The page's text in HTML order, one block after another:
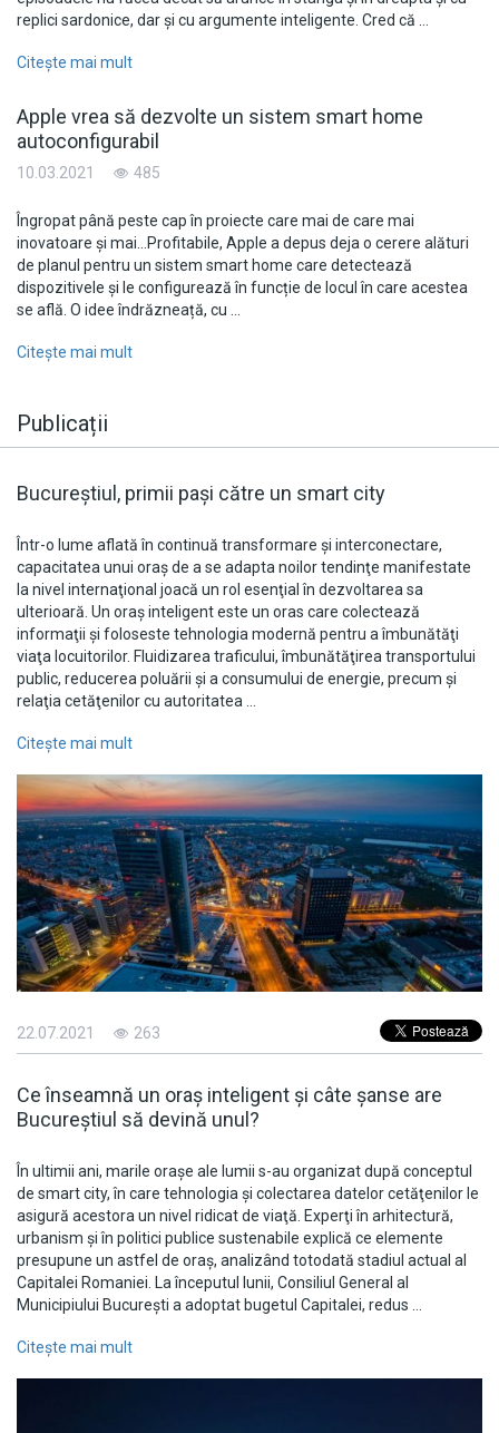
replici sardonice, dar și cu argumente inteligente. Cred că …
Citește mai mult
Apple vrea să dezvolte un sistem smart home
autoconfigurabil
10.03.2021 485
Îngropat până peste cap în proiecte care mai de care mai
inovatoare și mai…Profitabile, Apple a depus deja o cerere alături
de planul pentru un sistem smart home care detectează
dispozitivele și le configurează în funcție de locul în care acestea
se află. O idee îndrăzneață, cu …
Citește mai mult
Publicații
Bucureştiul, primii paşi către un smart city
Într-o lume aflată în continuă transformare şi interconectare,
capacitatea unui oraş de a se adapta noilor tendinţe manifestate
la nivel internaţional joacă un rol esenţial în dezvoltarea sa
ulterioară. Un oraş inteligent este un oras care colectează
informaţii şi foloseste tehnologia modernă pentru a îmbunătăţi
viaţa locuitorilor. Fluidizarea traficului, îmbunătăţirea transportului
public, reducerea poluării şi a consumului de energie, precum şi
relaţia cetăţenilor cu autoritatea …
Citește mai mult
22.07.2021 263
Ce înseamnă un oraş inteligent şi câte şanse are
Bucureştiul să devină unul?
În ultimii ani, marile oraşe ale lumii s-au organizat după conceptul
de smart city, în care tehnologia şi colectarea datelor cetăţenilor le
asigură acestora un nivel ridicat de viaţă. Experţi în arhitectură,
urbanism şi în politici publice sustenabile explică ce elemente
presupune un astfel de oraş, analizând totodată stadiul actual al
Capitalei Romaniei. La începutul lunii, Consiliul General al
Municipiului Bucureşti a adoptat bugetul Capitalei, redus …
Citește mai mult